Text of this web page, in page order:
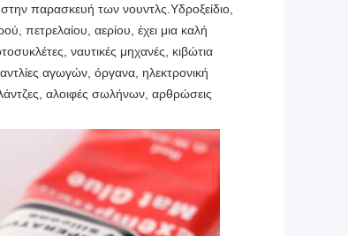
παρασκευή των νουντλς.Υδροξείδιο,
πετρελαίου, αερίου, έχει μια καλή
ναυτικές μηχανές, κιβώτια
αγωγών, όργανα, ηλεκτρονική
αλοιφές σωλήνων, αρθρώσεις